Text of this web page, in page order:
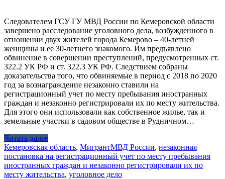
Следователем ГСУ ГУ МВД России по Кемеровской области
завершено расследование уголовного дела, возбужденного в
отношении двух жителей города Кемерово – 40-летней
женщины и ее 30-летнего знакомого. Им предъявлено
обвинение в совершении преступлений, предусмотренных ст.
322.2 УК РФ и ст. 322.3 УК РФ. Следствием собраны
доказательства того, что обвиняемые в период с 2018 по 2020
год за вознаграждение незаконно ставили на
регистрационный учет по месту пребывания иностранных
граждан и незаконно регистрировали их по месту жительства.
Для этого они использовали как собственное жилье, так и
земельные участки в садовом обществе в Рудничном…
Читать далее
Кемеровская область, МигрантМВД России, незаконная
постановка на регистрационный учет по месту пребывания
иностранных граждан и незаконно регистрировали их по
месту жительства, уголовное дело